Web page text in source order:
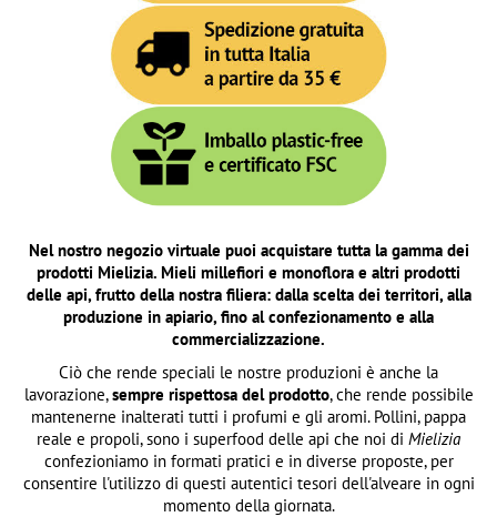
Nel nostro negozio virtuale puoi acquistare tutta la gamma dei
prodotti Mielizia. Mieli millefiori e monoflora e altri prodotti
delle api, frutto della nostra filiera: dalla scelta dei territori, alla
produzione in apiario, fino al confezionamento e alla
commercializzazione.
Ciò che rende speciali le nostre produzioni è anche la
lavorazione,sempre rispettosa del prodotto, che rende possibile
mantenerne inalterati tutti i profumi e gli aromi. Pollini, pappa
reale e propoli, sono i superfood delle api che noi di Mielizia
confezioniamo in formati pratici e in diverse proposte, per
consentire l'utilizzo di questi autentici tesori dell'alveare in ogni
momento della giornata.